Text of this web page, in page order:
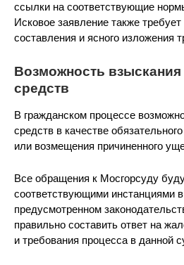
ссылки на соответствующие
Исковое заявление также требует
составления и ясного изложения
Возможность
средств
В гражданском процессе
средств в качестве
или возмещения причиненного
Все обращения к Мосгорсуду
соответствующими инстанциями
предусмотренном
правильно составить ответ на
и требования процесса в данной